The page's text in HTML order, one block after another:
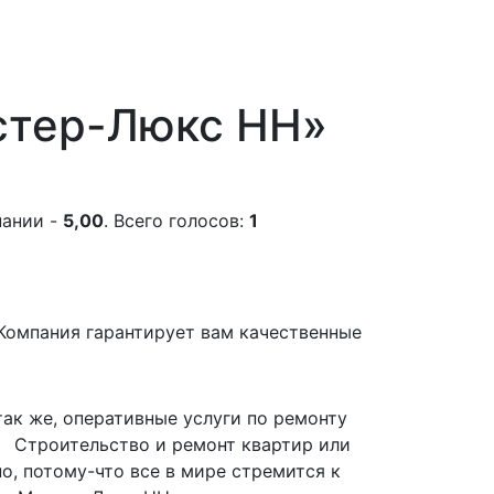
Люкс НН»
- 5,00. Всего голосов: 1
гарантирует вам качественные
же, оперативные услуги по ремонту
и ремонт квартир или
потому-что все в мире стремится к